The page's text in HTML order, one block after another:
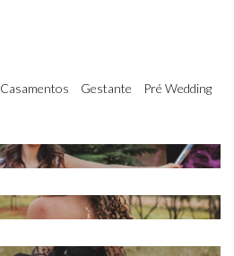
Casamentos Gestante Pré Wedding
CLAUDIA, MARCIO, NICO